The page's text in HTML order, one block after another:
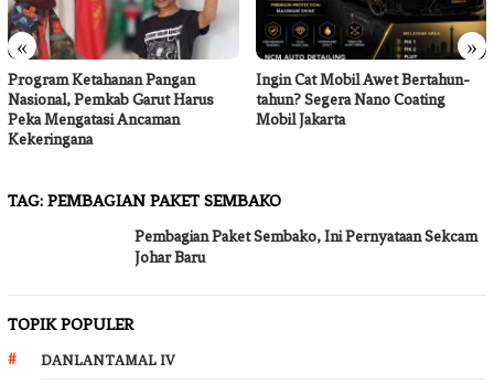
« »
Program Ketahanan Pangan
Nasional, Pemkab Garut Harus
Peka Mengatasi Ancaman
Kekeringana
Ingin Cat Mobil Awet Bertahun-
tahun? Segera Nano Coating
Mobil Jakarta
TAG: PEMBAGIAN PAKET SEMBAKO
Pembagian Paket Sembako, Ini Pernyataan Sekcam
Johar Baru
TOPIK POPULER
DANLANTAMAL IV